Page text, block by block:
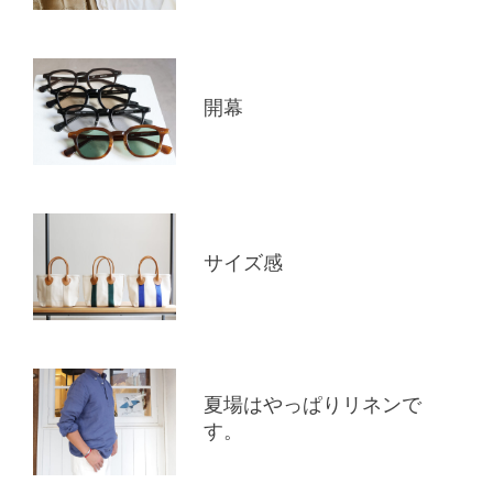
開幕
サイズ感
夏場はやっぱりリネンで
す。